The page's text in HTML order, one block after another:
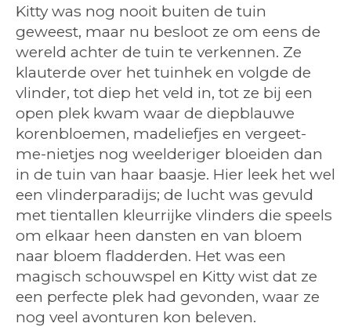
Kitty was nog nooit buiten de tuin
geweest, maar nu besloot ze om eens de
wereld achter de tuin te verkennen. Ze
klauterde over het tuinhek en volgde de
vlinder, tot diep het veld in, tot ze bij een
open plek kwam waar de diepblauwe
korenbloemen, madeliefjes en vergeet-
me-nietjes nog weelderiger bloeiden dan
in de tuin van haar baasje. Hier leek het wel
een vlinderparadijs; de lucht was gevuld
met tientallen kleurrijke vlinders die speels
om elkaar heen dansten en van bloem
naar bloem fladderden. Het was een
magisch schouwspel en Kitty wist dat ze
een perfecte plek had gevonden, waar ze
nog veel avonturen kon beleven.